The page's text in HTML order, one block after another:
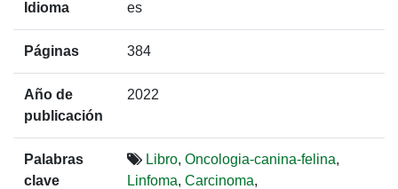
Idioma es
Páginas 384
Año de
publicación
2022
Palabras
clave
Libro, Oncologia-canina-felina,
Linfoma, Carcinoma,